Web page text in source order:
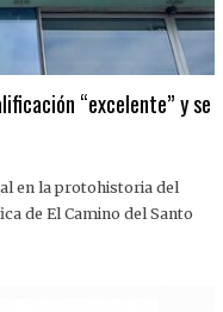
“excelente” y se
en la protohistoria del
de El Camino del Santo